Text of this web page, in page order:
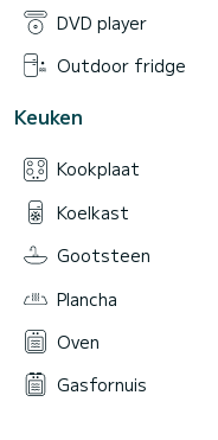
DVD player
Outdoor fridge
Keuken
Kookplaat
Koelkast
Gootsteen
Plancha
Oven
Gasfornuis